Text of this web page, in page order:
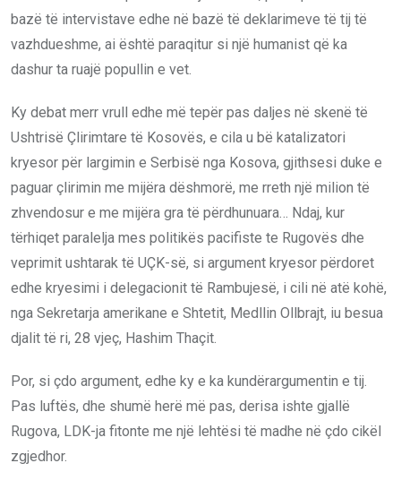
bazë të intervistave edhe në bazë të deklarimeve të tij të
vazhdueshme, ai është paraqitur si një humanist që ka
dashur ta ruajë popullin e vet.
Ky debat merr vrull edhe më tepër pas daljes në skenë të
Ushtrisë Çlirimtare të Kosovës, e cila u bë katalizatori
kryesor për largimin e Serbisë nga Kosova, gjithsesi duke e
paguar çlirimin me mijëra dëshmorë, me rreth një milion të
zhvendosur e me mijëra gra të përdhunuara… Ndaj, kur
tërhiqet paralelja mes politikës pacifiste te Rugovës dhe
veprimit ushtarak të UÇK-së, si argument kryesor përdoret
edhe kryesimi i delegacionit të Rambujesë, i cili në atë kohë,
nga Sekretarja amerikane e Shtetit, Medllin Ollbrajt, iu besua
djalit të ri, 28 vjeç, Hashim Thaçit.
Por, si çdo argument, edhe ky e ka kundërargumentin e tij.
Pas luftës, dhe shumë herë më pas, derisa ishte gjallë
Rugova, LDK-ja fitonte me një lehtësi të madhe në çdo cikël
zgjedhor.